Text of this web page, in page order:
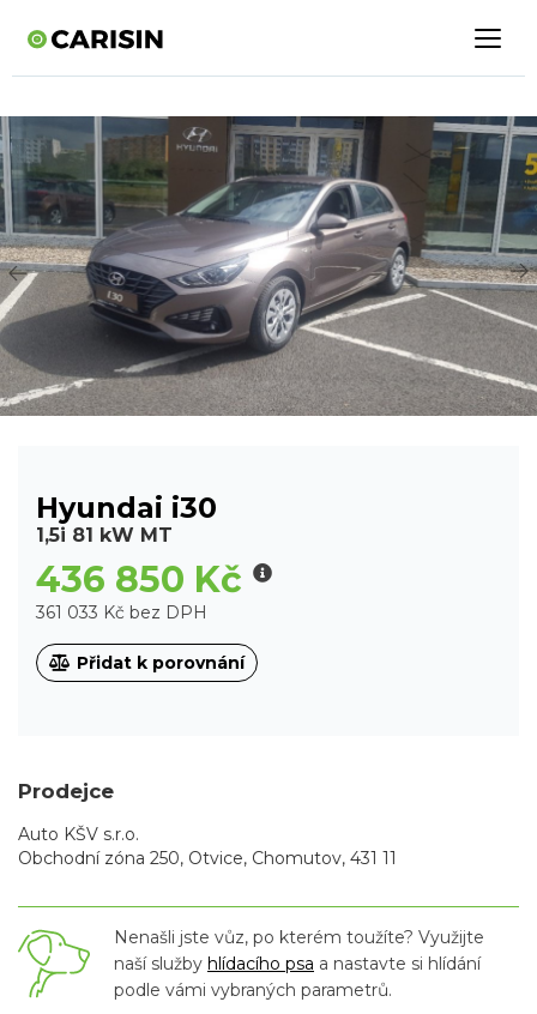
Hyundai i30
1,5i 81 kW MT
436 850 Kč
361 033 Kč bez DPH
Přidat k porovnání
Prodejce
Auto KŠV s.r.o.
Obchodní zóna 250, Otvice, Chomutov, 431 11
Nenašli jste vůz, po kterém toužíte? Využijte
naší služby hlídacího psa a nastavte si hlídání
podle vámi vybraných parametrů.